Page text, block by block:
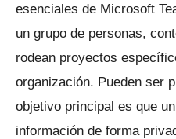
esenciales de Microsoft
un grupo de personas,
rodean proyectos
organización. Pueden ser
objetivo principal es que
información de forma